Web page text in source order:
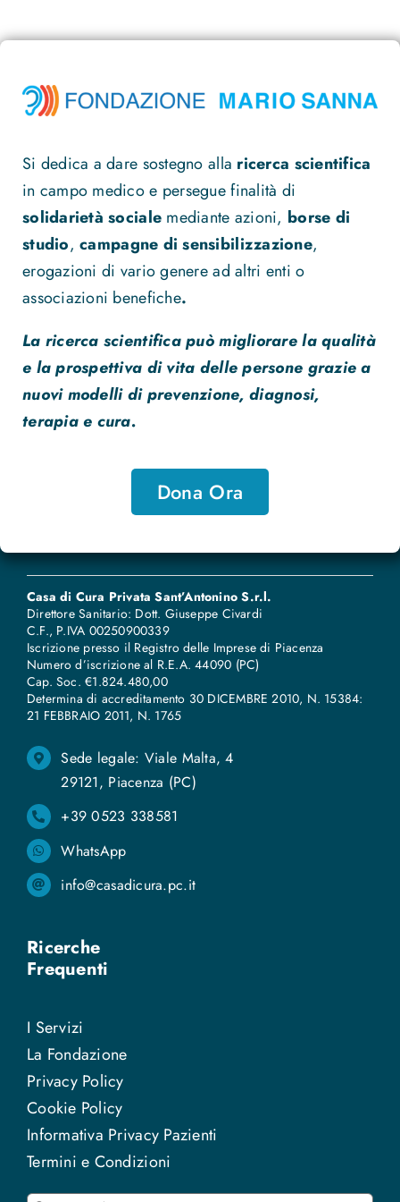
Si dedica a dare sostegno alla ricerca scientifica
in campo medico e persegue finalità di
solidarietà sociale mediante azioni, borse di
studio,campagne di sensibilizzazione,
erogazioni di vario genere ad altri enti o
associazioni benefiche.
La ricerca scientifica può migliorare la qualità
e la prospettiva di vita delle persone grazie a
nuovi modelli di prevenzione, diagnosi,
terapia e cura.
Dona Ora
Casa di Cura Privata Sant’Antonino S.r.l.
Direttore Sanitario: Dott. Giuseppe Civardi
C.F., P.IVA 00250900339
Iscrizione presso il Registro delle Imprese di Piacenza
Numero d’iscrizione al R.E.A. 44090 (PC)
Cap. Soc. €1.824.480,00
Determina di accreditamento 30 DICEMBRE 2010, N. 15384:
21 FEBBRAIO 2011, N. 1765
Sede legale: Viale Malta, 4
29121, Piacenza (PC)
+39 0523 338581
WhatsApp
info@casadicura.pc.it
Ricerche
Frequenti
I Servizi
La Fondazione
Privacy Policy
Cookie Policy
Informativa Privacy Pazienti
Termini e Condizioni